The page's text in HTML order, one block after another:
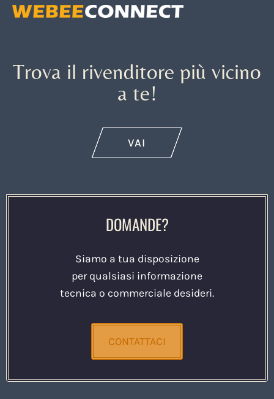
Trova il rivenditore più vicino
a te!
VAI
DOMANDE?
Siamo a tua disposizione
per qualsiasi informazione
tecnica o commerciale desideri.
CONTATTACI